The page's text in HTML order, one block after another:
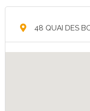
48 QUAI DES